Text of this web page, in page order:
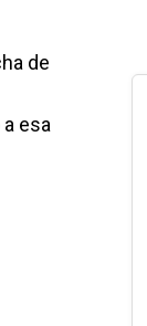
de
esa